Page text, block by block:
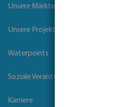
Unsere Märkte
Unsere Projekte
Waterpoints
Soziale Verantwortung der Unternehmen
Karriere